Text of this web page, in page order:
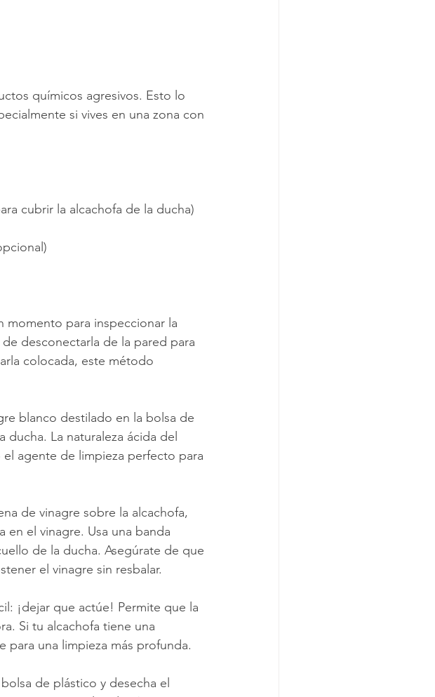
químicos agresivos. Esto lo
si vives en una zona con
cubrir la alcachofa de la ducha)
momento para inspeccionar la
desconectarla de la pared para
colocada, este método
blanco destilado en la bolsa de
La naturaleza ácida del
agente de limpieza perfecto para
de vinagre sobre la alcachofa,
el vinagre. Usa una banda
de la ducha. Asegúrate de que
el vinagre sin resbalar.
¡dejar que actúe! Permite que la
Si tu alcachofa tiene una
para una limpieza más profunda.
de plástico y desecha el